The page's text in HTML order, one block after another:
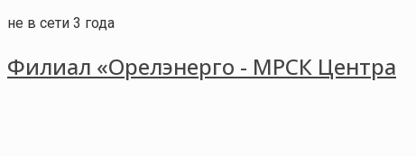
не в сети 3 года
Филиал «Орелэнерго - МРСК Центра